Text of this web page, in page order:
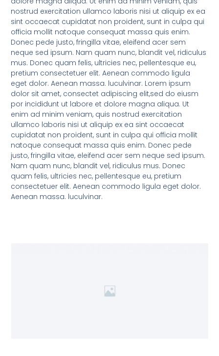
nostrud exercitation ullamco laboris nisi ut aliquip ex ea
sint occaecat cupidatat non proident, sunt in culpa qui
officia mollit natoque consequat massa quis enim.
Donec pede justo, fringilla vitae, eleifend acer sem
neque sed ipsum. Nam quam nunc, blandit vel, ridiculus
mus. Donec quam felis, ultricies nec, pellentesque eu,
pretium consectetuer elit. Aenean commodo ligula
eget dolor. Aenean massa. luculvinar. Lorem ipsum
dolor sit amet, consectet adipiscing elit,sed do eiusm
por incididunt ut labore et dolore magna aliqua. Ut
enim ad minim veniam, quis nostrud exercitation
ullamco laboris nisi ut aliquip ex ea sint occaecat
cupidatat non proident, sunt in culpa qui officia mollit
natoque consequat massa quis enim. Donec pede
justo, fringilla vitae, eleifend acer sem neque sed ipsum.
Nam quam nunc, blandit vel, ridiculus mus. Donec
quam felis, ultricies nec, pellentesque eu, pretium
consectetuer elit. Aenean commodo ligula eget dolor.
Aenean massa. luculvinar.